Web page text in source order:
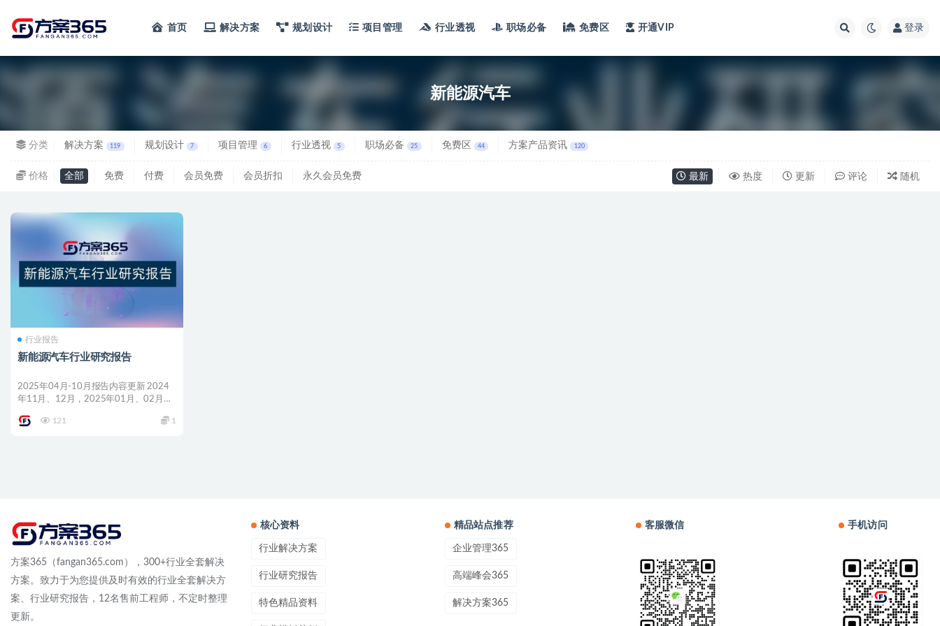
首页 解决方案 规划设计 项目管理 行业透视 职场必备 免费区 开通VIP 登录
新能源汽车
分类 解决方案 119 规划设计 7 项目管理 6 行业透视 5 职场必备 25 免费区 44 方案产品资讯 120
价格 全部 免费 付费 会员免费 会员折扣 永久会员免费 最新 热度 更新 评论 随机
行业报告
新能源汽车行业研究报告
2025年04月-10月报告内容更新 2024
年11月、12月，2025年01月、02月、
121
1
方案365（fangan365.com），300+行业全套解决
方案。致力于为您提供及时有效的行业全套解决方
案、行业研究报告，12名售前工程师，不定时整理
更新。
核心资料
行业解决方案
行业研究报告
特色精品资料
精品站点推荐
企业管理365
高端峰会365
解决方案365
客服微信 手机访问